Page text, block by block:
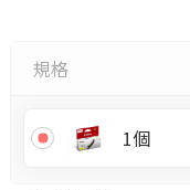
規格
1個